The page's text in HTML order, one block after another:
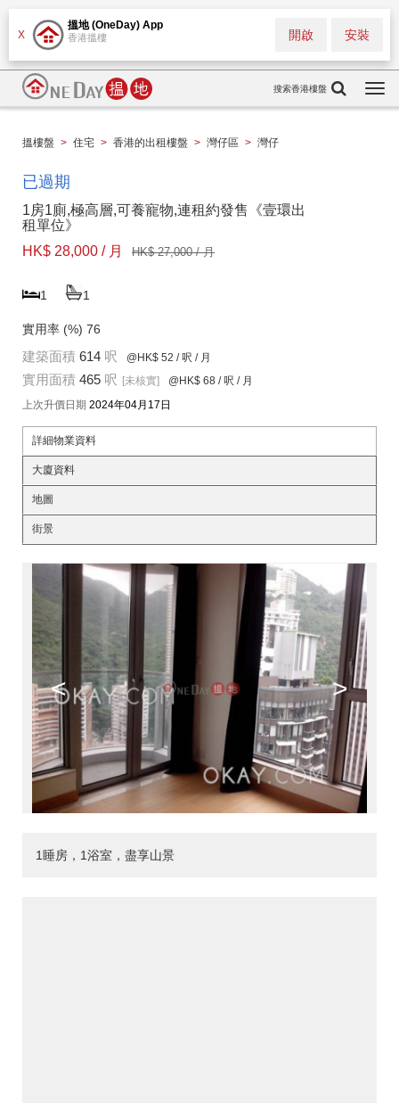
X
搵地 (OneDay) App
香港搵樓 安裝
開啟
搜索香港樓盤
搵樓盤 > 住宅 > 香港的出租樓盤 > 灣仔區 > 灣仔
已過期
1房1廁,極高層,可養寵物,連租約發售《壹環出
租單位》
HK$ 28,000 / 月
HK$ 27,000 / 月
1 1
實用率 (%) 76
建築面積 614 呎 @HK$ 52 / 呎 / 月
實用面積 465 呎 [未核實] @HK$ 68 / 呎 / 月
上次升價日期 2024年04月17日
詳細物業資料
大廈資料
地圖
街景
< >
1睡房，1浴室，盡享山景